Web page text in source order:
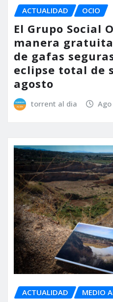
ACTUALIDAD OCIO
El Grupo Social
manera
de gafas
eclipse total de
agosto
torrent al dia
ACTUALIDAD MEDIO